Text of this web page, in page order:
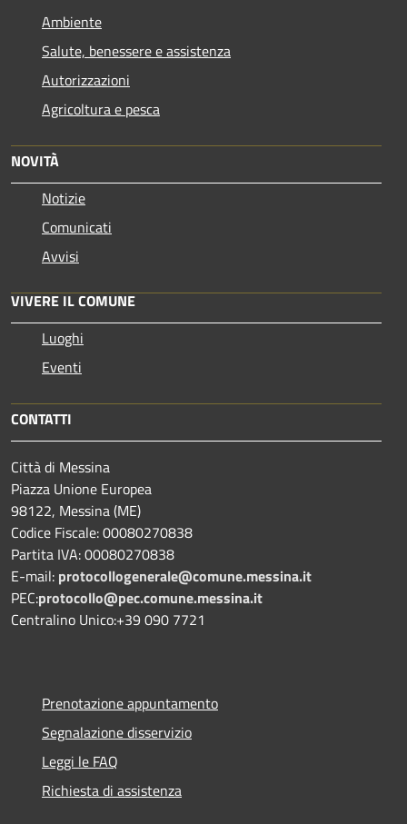
Ambiente
Salute, benessere e assistenza
Autorizzazioni
Agricoltura e pesca
NOVITÀ
Notizie
Comunicati
Avvisi
VIVERE IL COMUNE
Luoghi
Eventi
CONTATTI
Città di Messina
Piazza Unione Europea
98122, Messina (ME)
Codice Fiscale: 00080270838
Partita IVA: 00080270838
E-mail: protocollogenerale@comune.messina.it
PEC:protocollo@pec.comune.messina.it
Centralino Unico:+39 090 7721
Prenotazione appuntamento
Segnalazione disservizio
Leggi le FAQ
Richiesta di assistenza